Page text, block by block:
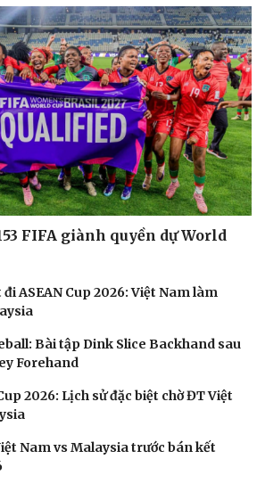
Podcast
Cửa sổ tình yêu
Hạt giống tâm hồn
FIFA giành quyền dự World
ASEAN Cup 2026: Việt Nam làm
Bài tập Dink Slice Backhand sau
Forehand
2026: Lịch sử đặc biệt chờ ĐT Việt
Nam vs Malaysia trước bán kết